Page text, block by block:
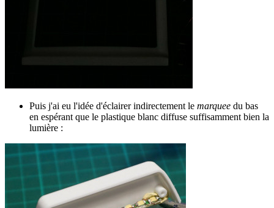
Puis j'ai eu l'idée d'éclairer indirectement le marquee du bas
en espérant que le plastique blanc diffuse suffisamment bien la
lumière :